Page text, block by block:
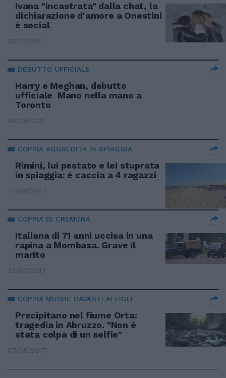
Ivana "incastrata" dalla chat, la
dichiarazione d'amore a Onestini
è social
30/12/2017
DEBUTTO UFFICIALE
Harry e Meghan, debutto
ufficiale Mano nella mano a
Toronto
30/09/2017
COPPIA AGGREDITA IN SPIAGGIA
Rimini, lui pestato e lei stuprata
in spiaggia: è caccia a 4 ragazzi
27/08/2017
COPPIA DI CREMONA
Italiana di 71 anni uccisa in una
rapina a Mombasa. Grave il
marito
23/07/2017
COPPIA MUORE DAVANTI AI FIGLI
Precipitano nel fiume Orta:
tragedia in Abruzzo. "Non è
stata colpa di un selfie"
07/05/2017